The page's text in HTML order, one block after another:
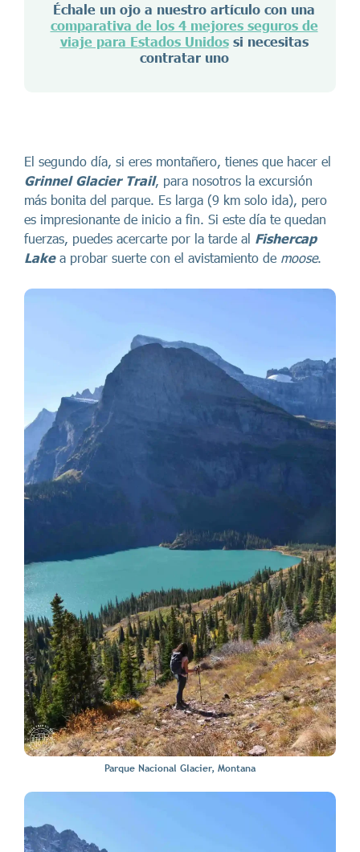
Échale un ojo a nuestro artículo con una
comparativa de los 4 mejores seguros de
viaje para Estados Unidossi necesitas
contratar uno
El segundo día, si eres montañero, tienes que hacer el
Grinnel Glacier Trail, para nosotros la excursión
más bonita del parque. Es larga (9 km solo ida), pero
es impresionante de inicio a fin. Si este día te quedan
fuerzas, puedes acercarte por la tarde al Fishercap
Lakea probar suerte con el avistamiento de moose.
Parque Nacional Glacier, Montana